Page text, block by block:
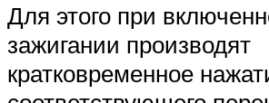
Для этого при
зажигании производят
кратковременное